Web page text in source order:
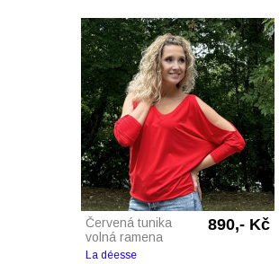
Červená tunika
volná ramena
890,- Kč
La déesse